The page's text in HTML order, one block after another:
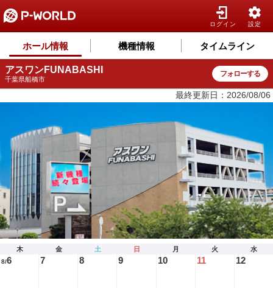
ログイン 設定
ホール情報 機種情報 タイムライン
アスワンFUNABASHI
千葉県船橋市
フォローする
最終更新日：2026/08/06
木 金 土 日 月 火 水
8/6 7 8 9 10 11 12